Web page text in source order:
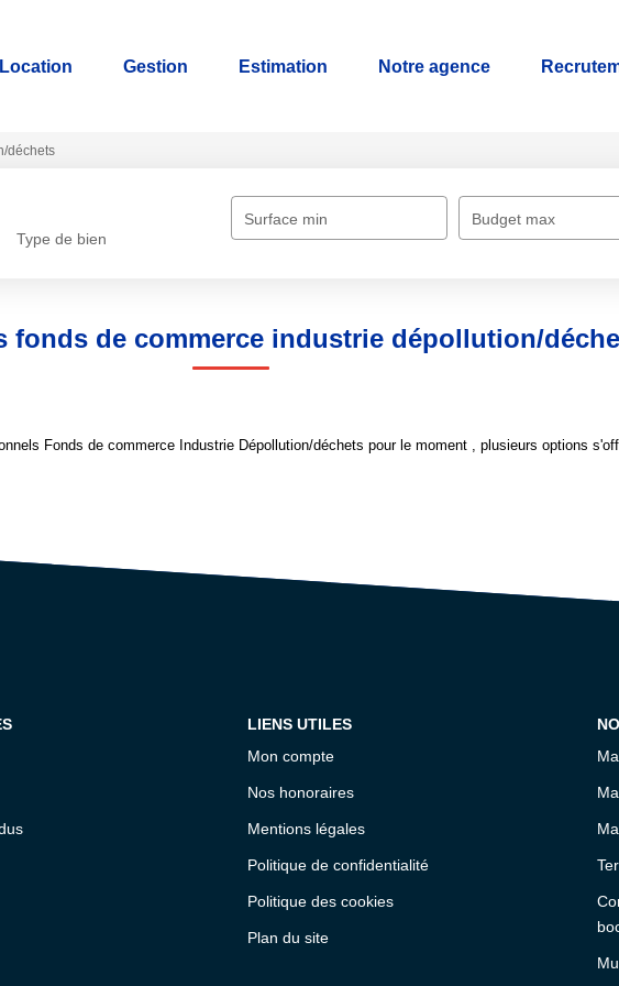
Location Gestion Estimation Notre agence
déchets
Type de bien
Surface min Budget max
fonds de commerce industrie dépollution/
Fonds de commerce Industrie Dépollution/déchets pour le moment , plusieurs options
LIENS UTILES
Mon compte
Nos honoraires
Mentions légales
Politique de confidentialité
Politique des cookies
Plan du site